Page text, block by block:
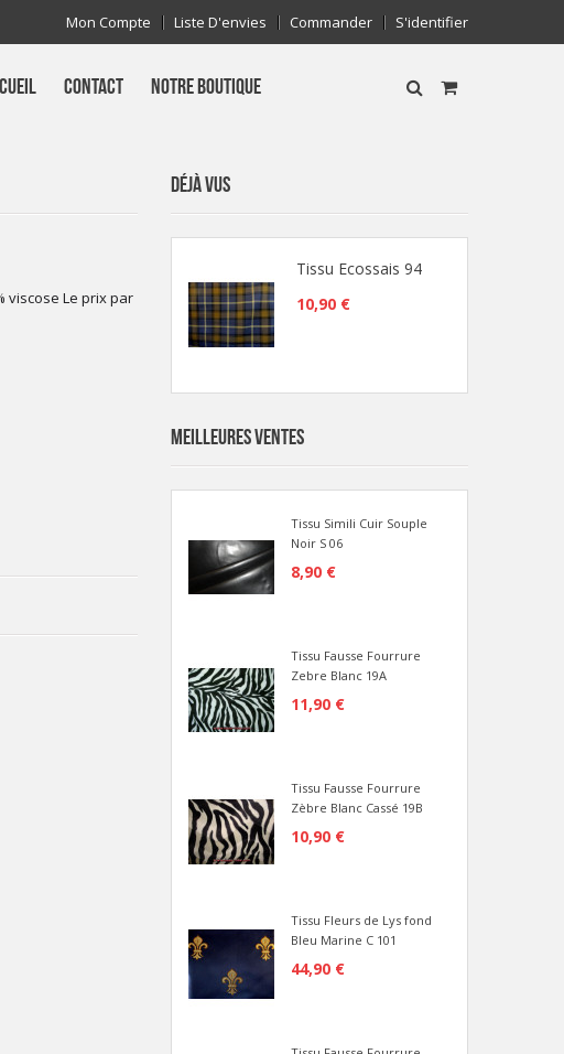
Mon Compte Liste D'envies Commander S'identifier
CONTACT NOTRE BOUTIQUE
viscose Le prix par
DÉJÀ VUS
Tissu Ecossais 94
10,90 €
MEILLEURES VENTES
Tissu Simili Cuir Souple
Noir S 06
8,90 €
Tissu Fausse Fourrure
Zebre Blanc 19A
11,90 €
Tissu Fausse Fourrure
Zèbre Blanc Cassé 19B
10,90 €
Tissu Fleurs de Lys fond
Bleu Marine C 101
44,90 €